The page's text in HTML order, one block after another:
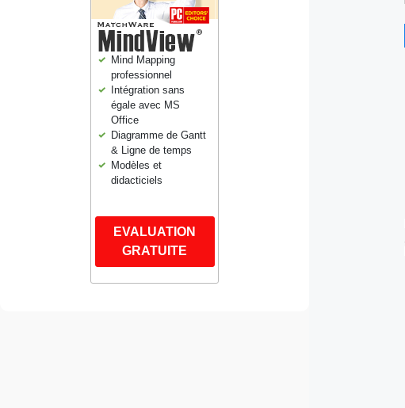
Mind Mapping
professionnel
Intégration sans
égale avec MS
Office
Diagramme de Gantt
& Ligne de temps
Modèles et
didacticiels
EVALUATION
GRATUITE